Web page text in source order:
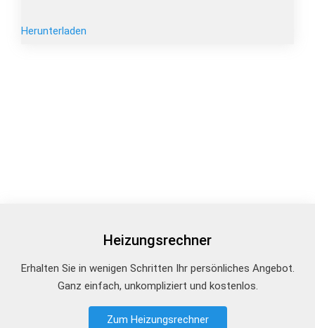
Herunterladen
Heizungsrechner
Erhalten Sie in wenigen Schritten Ihr persönliches Angebot.
Ganz einfach, unkompliziert und kostenlos.
Zum Heizungsrechner